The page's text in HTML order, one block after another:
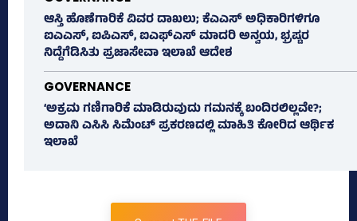
ಆಸ್ತಿ ಹೊಣೆಗಾರಿಕೆ ವಿವರ ದಾಖಲು; ಕೆಎಎಸ್ ಅಧಿಕಾರಿಗಳಿಗೂ
ಐಎಎಸ್‌, ಐಪಿಎಸ್‌, ಐಎಫ್‌ಎಸ್‌ ಮಾದರಿ ಅನ್ವಯ, ಭ್ರಷ್ಟರ
ನಿದ್ದೆಗೆಡಿಸಿತು ಪ್ರಜಾಸೇವಾ ಇಲಾಖೆ ಆದೇಶ
GOVERNANCE
‘ಅಕ್ರಮ ಗಣಿಗಾರಿಕೆ ಮಾಡಿರುವುದು ಗಮನಕ್ಕೆ ಬಂದಿರಲಿಲ್ಲವೇ?;
ಅದಾನಿ ಎಸಿಸಿ ಸಿಮೆಂಟ್ ಪ್ರಕರಣದಲ್ಲಿ ಮಾಹಿತಿ ಕೋರಿದ ಆರ್ಥಿಕ
ಇಲಾಖೆ